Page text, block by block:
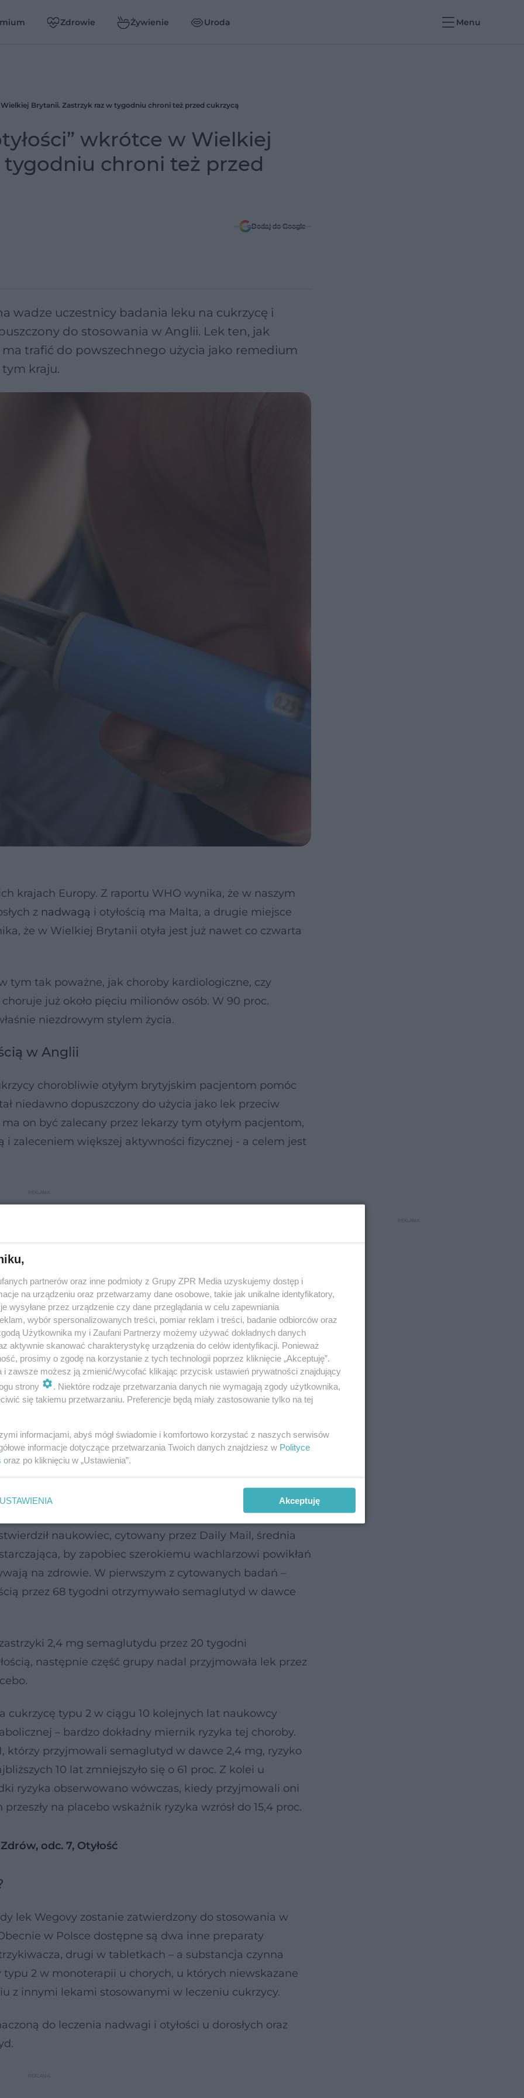
Zdrowie Żywienie Uroda Menu
Brytanii. Zastrzyk raz w tygodniu chroni też przed cukrzycą
wkrótce w Wielkiej
chroni też przed
Dodaj do Google
wadze uczestnicy badania leku na cukrzycę i
do stosowania w Anglii. Lek ten, jak
trafić do powszechnego użycia jako remedium
kraju.
krajach Europy. Z raportu WHO wynika, że w naszym
z nadwagą i otyłością ma Malta, a drugie miejsce
że w Wielkiej Brytanii otyła jest już nawet co czwarta
tym tak poważne, jak choroby kardiologiczne, czy
już około pięciu milionów osób. W 90 proc.
niezdrowym stylem życia.
w Anglii
chorobliwie otyłym brytyjskim pacjentom pomóc
niedawno dopuszczony do użycia jako lek przeciw
on być zalecany przez lekarzy tym otyłym pacjentom,
i zaleceniem większej aktywności fizycznej - a celem jest
GLP1, czyli ludzkiego glukagonopodobnego peptydu-
cerevisiae metodą rekombinacji DNA.
pacjent raz w tygodniu wstrzykuje podskórnie w
apetyt i, jak sugerują wyniki badań, pomaga
zmniejsza ryzyko rozwoju cukrzycy typu 2.
zaprezentowane zostaną wkrótce na dorocznym
nad Cukrzycą (EASD) w Sztokholmie w Szwecji.
naukowiec, cytowany przez Daily Mail, średnia
by zapobiec szerokiemu wachlarzowi powikłań
na zdrowie. W pierwszym z cytowanych badań –
przez 68 tygodni otrzymywało semaglutyd w dawce
2,4 mg semaglutydu przez 20 tygodni
następnie część grupy nadal przyjmowała lek przez
cukrzycę typu 2 w ciągu 10 kolejnych lat naukowcy
– bardzo dokładny miernik ryzyka tej choroby.
którzy przyjmowali semaglutyd w dawce 2,4 mg, ryzyko
10 lat zmniejszyło się o 61 proc. Z kolei u
ryzyka obserwowano wówczas, kiedy przyjmowali oni
na placebo wskaźnik ryzyka wzrósł do 15,4 proc.
odc. 7, Otyłość
lek Wegovy zostanie zatwierdzony do stosowania w
w Polsce dostępne są dwa inne preparaty
drugi w tabletkach – a substancja czynna
2 w monoterapii u chorych, u których niewskazane
z innymi lekami stosowanymi w leczeniu cukrzycy.
do leczenia nadwagi i otyłości u dorosłych oraz
partnerów oraz inne podmioty z Grupy ZPR Media uzyskujemy dostęp i
na urządzeniu oraz przetwarzamy dane osobowe, takie jak unikalne identyfikatory,
wysyłane przez urządzenie czy dane przeglądania w celu zapewniania
wybór spersonalizowanych treści, pomiar reklam i treści, badanie odbiorców oraz
Użytkownika my i Zaufani Partnerzy możemy używać dokładnych danych
aktywnie skanować charakterystykę urządzenia do celów identyfikacji. Ponieważ
prosimy o zgodę na korzystanie z tych technologii poprzez kliknięcie „Akceptuję”.
i zawsze możesz ją zmienić/wycofać klikając przycisk ustawień prywatności znajdujący
strony
. Niektóre rodzaje przetwarzania danych nie wymagają zgody użytkownika,
się takiemu przetwarzaniu. Preferencje będą miały zastosowanie tylko na tej
informacjami, abyś mógł świadomie i komfortowo korzystać z naszych serwisów
informacje dotyczące przetwarzania Twoich danych znajdziesz w Polityce
oraz po kliknięciu w „Ustawienia”.
USTAWIENIA Akceptuję